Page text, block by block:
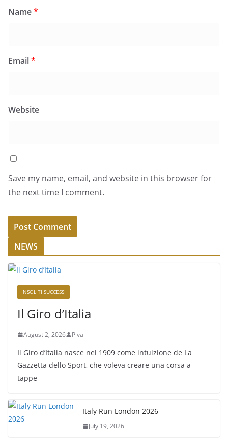
Name*
Email*
Website
Save my name, email, and website in this browser for
the next time I comment.
NEWS
INSOLITI SUCCESSI
Il Giro d’Italia
August 2, 2026 Piva
Il Giro d’Italia nasce nel 1909 come intuizione de La
Gazzetta dello Sport, che voleva creare una corsa a
tappe
Italy Run London 2026
July 19, 2026